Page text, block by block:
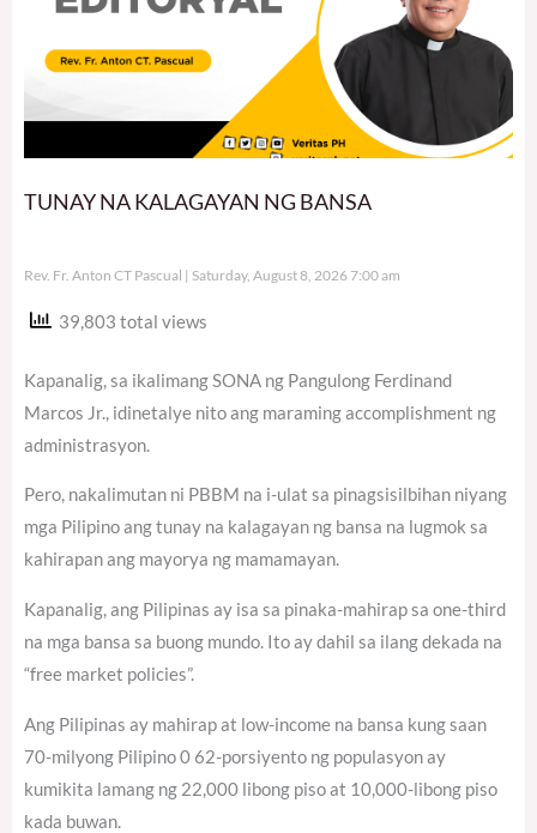
TUNAY NA KALAGAYAN NG BANSA
Rev. Fr. Anton CT Pascual Saturday, August 8, 2026 7:00 am
39,803 total views
Kapanalig, sa ikalimang SONA ng Pangulong Ferdinand
Marcos Jr., idinetalye nito ang maraming accomplishment ng
administrasyon.
Pero, nakalimutan ni PBBM na i-ulat sa pinagsisilbihan niyang
mga Pilipino ang tunay na kalagayan ng bansa na lugmok sa
kahirapan ang mayorya ng mamamayan.
Kapanalig, ang Pilipinas ay isa sa pinaka-mahirap sa one-third
na mga bansa sa buong mundo. Ito ay dahil sa ilang dekada na
“free market policies”.
Ang Pilipinas ay mahirap at low-income na bansa kung saan
70-milyong Pilipino 0 62-porsiyento ng populasyon ay
kumikita lamang ng 22,000 libong piso at 10,000-libong piso
kada buwan.